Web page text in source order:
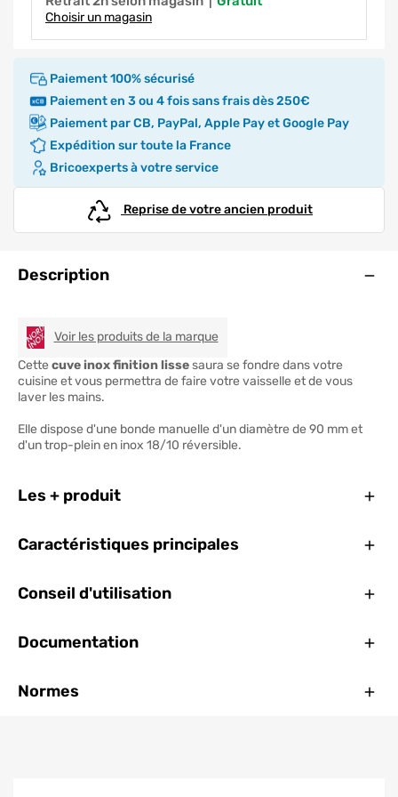
Choisir un magasin
Paiement 100% sécurisé
Paiement en 3 ou 4 fois sans frais dès 250€
Paiement par CB, PayPal, Apple Pay et Google Pay
Expédition sur toute la France
Bricoexperts à votre service
Reprise de votre ancien produit
Description
Voir les produits de la marqueNORD INOX
Cette cuve inox finition lissesaura se fondre dans votre
cuisine et vous permettra de faire votre vaisselle et de vous
laver les mains.
Elle dispose d'une bonde manuelle d'un diamètre de 90 mm et
d'un trop-plein en inox 18/10 réversible.
Les + produit
Caractéristiques principales
Conseil d'utilisation
Documentation
Normes